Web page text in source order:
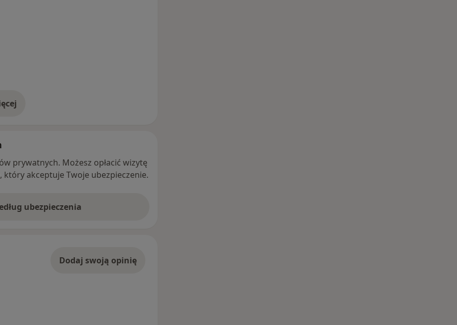
prywatnych. Możesz opłacić wizytę
akceptuje Twoje ubezpieczenie.
ubezpieczenia
Dodaj swoją opinię